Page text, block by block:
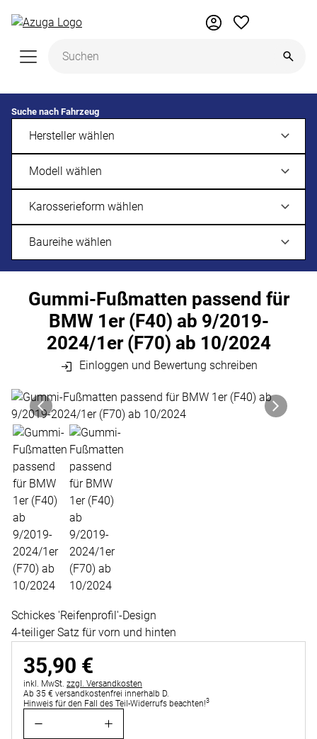
Suche nach Fahrzeug
Gummi-Fußmatten passend für
BMW 1er (F40) ab 9/2019-
2024/1er (F70) ab 10/2024
Einloggen und Bewertung schreiben
Produktgalerie
Zur Kaufbox springen
Schickes 'Reifenprofil'-Design
4-teiliger Satz für vorn und hinten
35,90 €
Steuerhinweis:
inkl. MwSt. zzgl. Versandkosten
Ab 35 € versandkostenfrei innerhalb D.
Hinweis für den Fall des Teil-Widerrufs beachten!3